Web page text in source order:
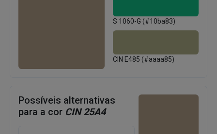
S 1060-G (#10ba83)
CIN E485 (#aaaa85)
Possíveis alternativas
para a cor CIN 25A4